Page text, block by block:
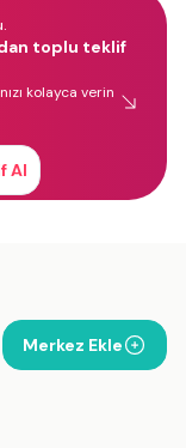
toplu teklif
kolayca verin
Al
Merkez Ekle